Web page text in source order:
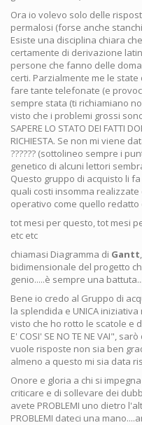
Ora io volevo solo delle
permalosi (forse anche
Esiste una disciplina chiara
certamente di derivazione
persone che fanno delle
certi. Parzialmente me le
fare tante telefonate (e
sempre stata (ti richiamiano
visto che i problemi grossi
SAPERE LO STATO DEI FATTI
RICHIESTA. Se non mi viene
?????? (sottolineo sempre i
genetico di alcuni lettori
Questo gruppo di acquisto li
quali costi insomma
operativo come quello redatto
tot mesi per questo, tot mesi
etc etc
chiamasi Diagramma di Gantt
bidimensionale del progetto
genio.....è sempre una
Bene io credo al Gruppo di
la splendida e UNICA iniziativa
visto che ho rotto le scatole e
E' COSI' SE NO TE NE VAI",
vuole risposte non sia ben
almeno a questo mi sia data
Onore e gloria a chi si
criticare e di sollevare dei
avete PROBLEMI uno dietro
PROBLEMI dateci una